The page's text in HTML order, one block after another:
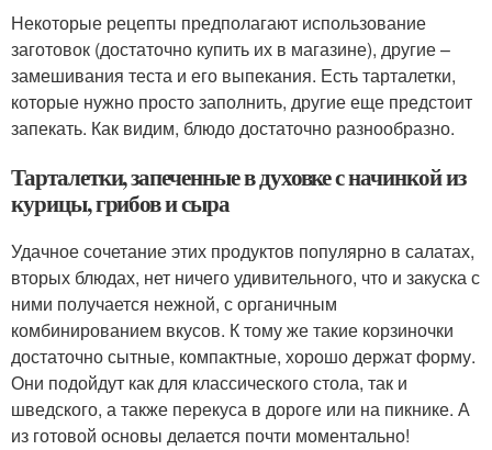
Некоторые рецепты предполагают использование
заготовок (достаточно купить их в магазине), другие –
замешивания теста и его выпекания. Есть тарталетки,
которые нужно просто заполнить, другие еще предстоит
запекать. Как видим, блюдо достаточно разнообразно.
Тарталетки, запеченные в духовке с начинкой из
курицы, грибов и сыра
Удачное сочетание этих продуктов популярно в салатах,
вторых блюдах, нет ничего удивительного, что и закуска с
ними получается нежной, с органичным
комбинированием вкусов. К тому же такие корзиночки
достаточно сытные, компактные, хорошо держат форму.
Они подойдут как для классического стола, так и
шведского, а также перекуса в дороге или на пикнике. А
из готовой основы делается почти моментально!